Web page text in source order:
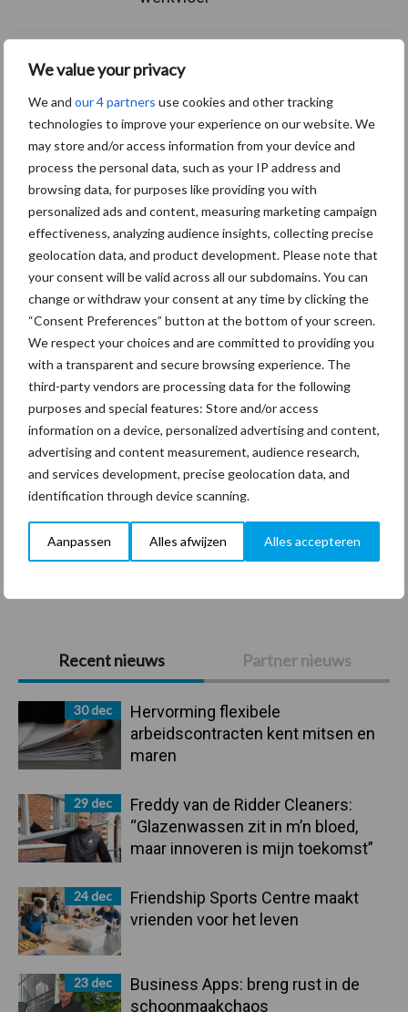
We value your privacy
We and our 4 partners use cookies and other tracking
technologies to improve your experience on our website. We
may store and/or access information from your device and
process the personal data, such as your IP address and
browsing data, for purposes like providing you with
personalized ads and content, measuring marketing campaign
effectiveness, analyzing audience insights, collecting precise
geolocation data, and product development. Please note that
your consent will be valid across all our subdomains. You can
change or withdraw your consent at any time by clicking the
“Consent Preferences” button at the bottom of your screen.
We respect your choices and are committed to providing you
with a transparent and secure browsing experience. The
third-party vendors are processing data for the following
purposes and special features: Store and/or access
information on a device, personalized advertising and content,
advertising and content measurement, audience research,
and services development, precise geolocation data, and
identification through device scanning.
Aanpassen Alles afwijzen Alles accepteren
Primaire
Sidebar
Recent nieuws Partner nieuws
30 dec
Hervorming flexibele
arbeidscontracten kent mitsen en
maren
29 dec
Freddy van de Ridder Cleaners:
“Glazenwassen zit in m’n bloed,
maar innoveren is mijn toekomst”
24 dec
Friendship Sports Centre maakt
vrienden voor het leven
23 dec
Business Apps: breng rust in de
schoonmaakchaos
Van onze partner The Legal
Bescherming van
persoonsgegevens: grip op
de risico’s
Hervorming flexibele
arbeidscontracten kent
mitsen en maren
Thema's Vakpartners
Coronavirus UVC